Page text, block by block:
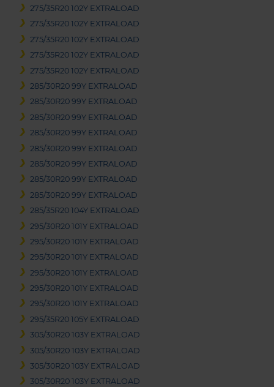
275/35R20 102Y EXTRALOAD
275/35R20 102Y EXTRALOAD
275/35R20 102Y EXTRALOAD
275/35R20 102Y EXTRALOAD
275/35R20 102Y EXTRALOAD
285/30R20 99Y EXTRALOAD
285/30R20 99Y EXTRALOAD
285/30R20 99Y EXTRALOAD
285/30R20 99Y EXTRALOAD
285/30R20 99Y EXTRALOAD
285/30R20 99Y EXTRALOAD
285/30R20 99Y EXTRALOAD
285/30R20 99Y EXTRALOAD
285/35R20 104Y EXTRALOAD
295/30R20 101Y EXTRALOAD
295/30R20 101Y EXTRALOAD
295/30R20 101Y EXTRALOAD
295/30R20 101Y EXTRALOAD
295/30R20 101Y EXTRALOAD
295/30R20 101Y EXTRALOAD
295/35R20 105Y EXTRALOAD
305/30R20 103Y EXTRALOAD
305/30R20 103Y EXTRALOAD
305/30R20 103Y EXTRALOAD
305/30R20 103Y EXTRALOAD